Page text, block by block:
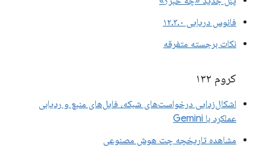
فانوس دریایی ۱۲.۳.۰
نکات برجسته متفرقه
کروم ۱۳۲
اشکال‌زدایی درخواست‌های شبکه، فایل‌های منبع و ردیابی
عملکرد با Gemini
مشاهده تاریخچه چت هوش مصنوعی